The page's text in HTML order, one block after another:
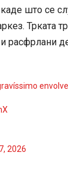
што се
Трката
и расфрлани
2026